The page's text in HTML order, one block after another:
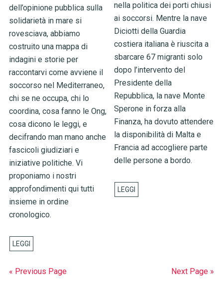
dell’opinione pubblica sulla
solidarietà in mare si
rovesciava, abbiamo
costruito una mappa di
indagini e storie per
raccontarvi come avviene il
soccorso nel Mediterraneo,
chi se ne occupa, chi lo
coordina, cosa fanno le Ong,
cosa dicono le leggi, e
decifrando man mano anche
fascicoli giudiziari e
iniziative politiche. Vi
proponiamo i nostri
approfondimenti qui tutti
insieme in ordine
cronologico.
nella politica dei porti chiusi
ai soccorsi. Mentre la nave
Diciotti della Guardia
costiera italiana è riuscita a
sbarcare 67 migranti solo
dopo l’intervento del
Presidente della
Repubblica, la nave Monte
Sperone in forza alla
Finanza, ha dovuto attendere
la disponibilità di Malta e
Francia ad accogliere parte
delle persone a bordo.
« Previous Page Next Page »